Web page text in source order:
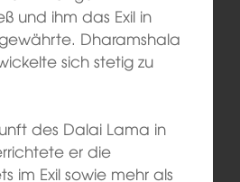
und ihm das Exil in
Dharamshala
sich stetig zu
des Dalai Lama in
er die
im Exil sowie mehr als